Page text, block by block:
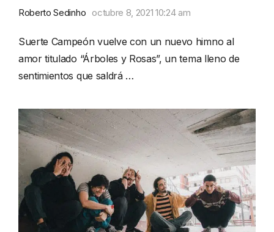
Roberto Sedinho octubre 8, 2021 10:24 am
Suerte Campeón vuelve con un nuevo himno al
amor titulado “Árboles y Rosas”, un tema lleno de
sentimientos que saldrá …